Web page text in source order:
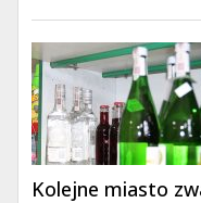
Kolejne miasto